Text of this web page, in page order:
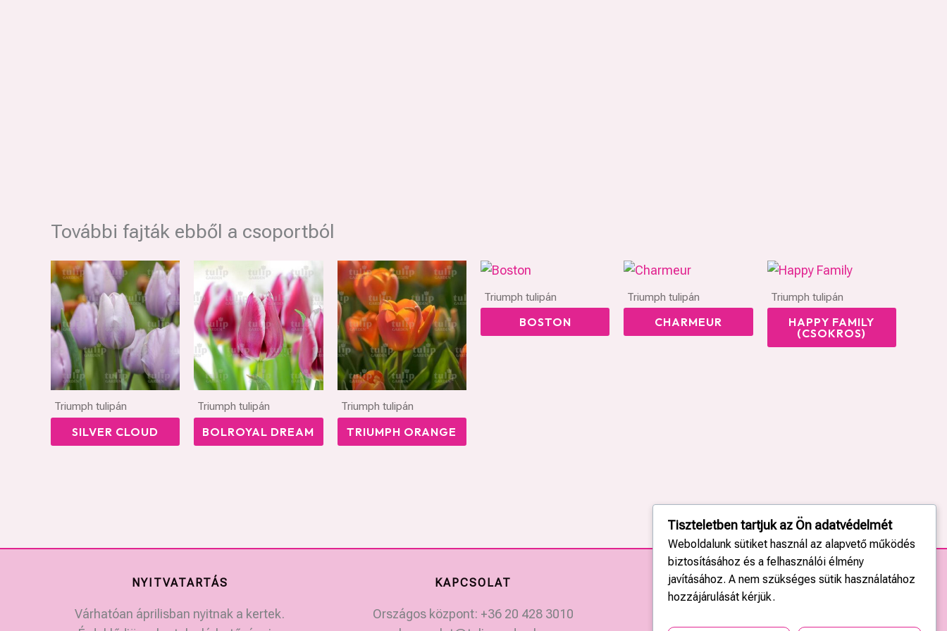
További fajták ebből a csoportból
Triumph tulipán
SILVER CLOUD
Triumph tulipán
BOLROYAL DREAM
Triumph tulipán
TRIUMPH ORANGE
Triumph tulipán
BOSTON
Triumph tulipán
CHARMEUR
Triumph tulipán
HAPPY FAMILY
(CSOKROS)
NYITVATARTÁS
Várhatóan áprilisban nyitnak a kertek.
KAPCSOLAT
Országos központ: +36 20 428 3010
Tiszteletben tartjuk az Ön adatvédelmét
Weboldalunk sütiket használ az alapvető működés
biztosításához és a felhasználói élmény
javításához. A nem szükséges sütik használatához
hozzájárulását kérjük.